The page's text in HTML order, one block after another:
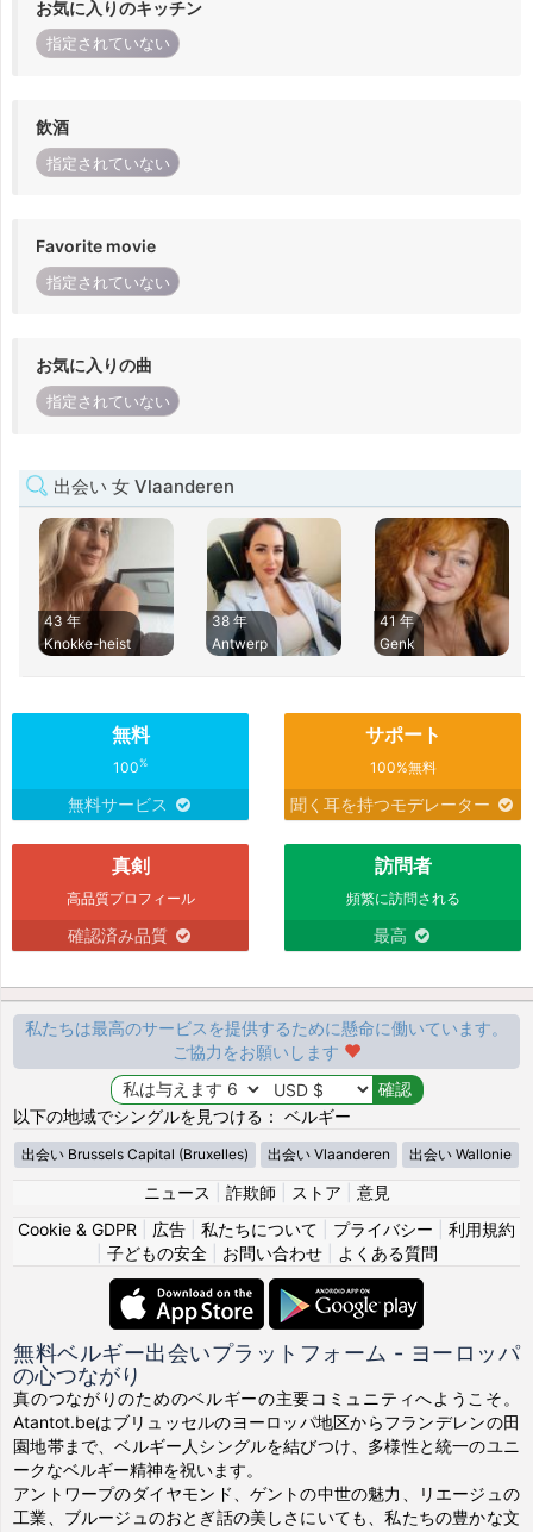
お気に入りのキッチン
指定されていない
飲酒
指定されていない
Favorite movie
指定されていない
お気に入りの曲
指定されていない
出会い 女 Vlaanderen
43 年
Knokke-heist
38 年
Antwerp
41 年
Genk
無料
100%
無料サービス
サポート
100%無料
聞く耳を持つモデレーター
真剣
高品質プロフィール
確認済み品質
訪問者
頻繁に訪問される
最高
私たちは最高のサービスを提供するために懸命に働いています。
ご協力をお願いします
以下の地域でシングルを見つける： ベルギー
出会い Brussels Capital (Bruxelles) 出会い Vlaanderen 出会い Wallonie
ニュース 詐欺師 ストア
意見
Cookie & GDPR
広告 私たちについて プライバシー
利用規約
子どもの安全| お問い合わせ| よくある質問
無料ベルギー出会いプラットフォーム - ヨーロッパ
の心つながり
真のつながりのためのベルギーの主要コミュニティへようこそ。
Atantot.beはブリュッセルのヨーロッパ地区からフランデレンの田
園地帯まで、ベルギー人シングルを結びつけ、多様性と統一のユニ
ークなベルギー精神を祝います。
アントワープのダイヤモンド、ゲントの中世の魅力、リエージュの
工業、ブルージュのおとぎ話の美しさにいても、私たちの豊かな文